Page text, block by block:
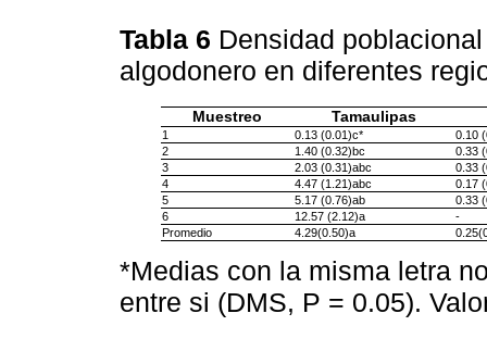
Tabla 6 Densidad
algodonero en diferentes
Muestreo Tamaulipas
1 0.13 (0.01)c*
0.10
2
1.40 (0.32)bc
0.33
3
2.03 (0.31)abc
0.33
4
4.47 (1.21)abc
0.17
5
5.17 (0.76)ab
0.33
6
12.57 (2.12)a
-
Promedio
4.29(0.50)a
*Medias con la misma letra
entre si (DMS, P = 0.05).